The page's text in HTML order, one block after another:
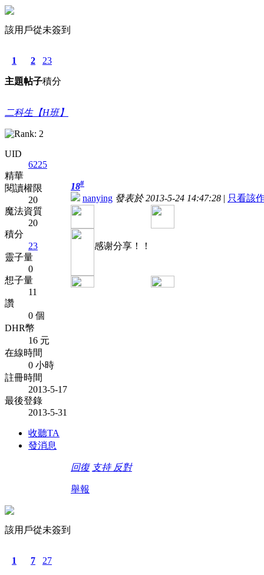
該用戶從未簽到
1
主題
2
帖子
23
積分
二科生【H班】
UID
6225
精華
閱讀權限
20
魔法資質
20
積分
23
靈子量
0
想子量
11
讚
0 個
DHR幣
16 元
在線時間
0 小時
註冊時間
2013-5-17
最後登錄
2013-5-31
收聽TA
發消息
18#
nanying 發表於 2013-5-24 14:47:28 | 只看該
感谢分享！！
回復 支持 反對
舉報
該用戶從未簽到
1 7 27